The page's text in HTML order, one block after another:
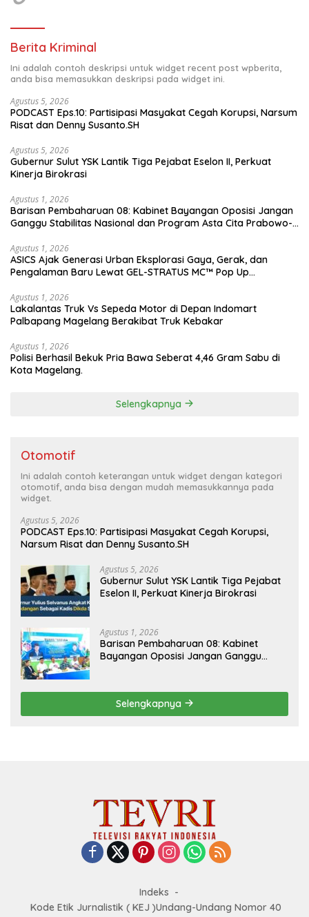
Berita Kriminal
Ini adalah contoh deskripsi untuk widget recent post wpberita,
anda bisa memasukkan deskripsi pada widget ini.
Agustus 5, 2026
PODCAST Eps.10: Partisipasi Masyakat Cegah Korupsi, Narsum
Risat dan Denny Susanto.SH
Agustus 5, 2026
Gubernur Sulut YSK Lantik Tiga Pejabat Eselon II, Perkuat
Kinerja Birokrasi
Agustus 1, 2026
Barisan Pembaharuan 08: Kabinet Bayangan Oposisi Jangan
Ganggu Stabilitas Nasional dan Program Asta Cita Prabowo-
Agustus 1, 2026
ASICS Ajak Generasi Urban Eksplorasi Gaya, Gerak, dan
Pengalaman Baru Lewat GEL-STRATUS MC™ Pop Up
Agustus 1, 2026
Lakalantas Truk Vs Sepeda Motor di Depan Indomart
Palbapang Magelang Berakibat Truk Kebakar
Agustus 1, 2026
Polisi Berhasil Bekuk Pria Bawa Seberat 4,46 Gram Sabu di
Kota Magelang.
Selengkapnya
Otomotif
Ini adalah contoh keterangan untuk widget dengan kategori
otomotif, anda bisa dengan mudah memasukkannya pada
widget.
Agustus 5, 2026
PODCAST Eps.10: Partisipasi Masyakat Cegah Korupsi,
Narsum Risat dan Denny Susanto.SH
Agustus 5, 2026
Gubernur Sulut YSK Lantik Tiga Pejabat
Eselon II, Perkuat Kinerja Birokrasi
Agustus 1, 2026
Barisan Pembaharuan 08: Kabinet
Bayangan Oposisi Jangan Ganggu
Selengkapnya
Indeks
Kode Etik Jurnalistik ( KEJ )Undang-Undang Nomor 40